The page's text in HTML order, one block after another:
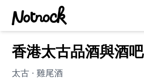
精選活動
博客文章
香港太古品酒與酒吧
太古 · 雞尾酒